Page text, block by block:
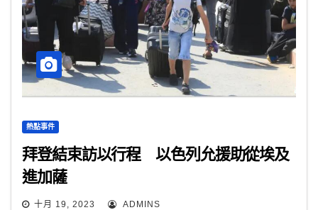
熱點事件
拜登結束訪以行程 以色列允援助從埃及
進加薩
十月 19, 2023 ADMINS